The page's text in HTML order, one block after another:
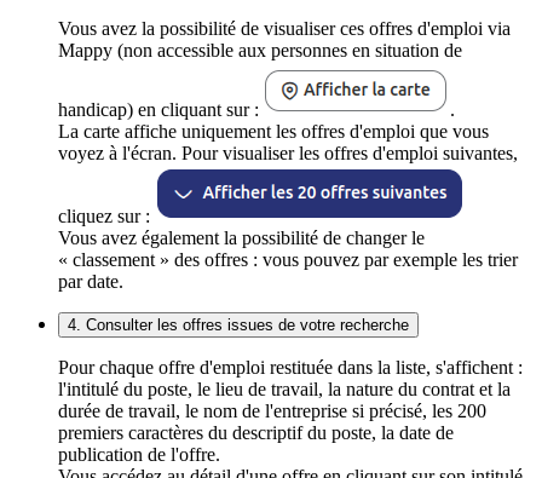
Vous avez la possibilité de visualiser ces offres d'emploi via
Mappy (non accessible aux personnes en situation de
handicap) en cliquant sur :
.
La carte affiche uniquement les offres d'emploi que vous
voyez à l'écran. Pour visualiser les offres d'emploi suivantes,
cliquez sur :
Vous avez également la possibilité de changer le
« classement » des offres : vous pouvez par exemple les trier
par date.
4. Consulter les offres issues de votre recherche
Pour chaque offre d'emploi restituée dans la liste, s'affichent :
l'intitulé du poste, le lieu de travail, la nature du contrat et la
durée de travail, le nom de l'entreprise si précisé, les 200
premiers caractères du descriptif du poste, la date de
publication de l'offre.